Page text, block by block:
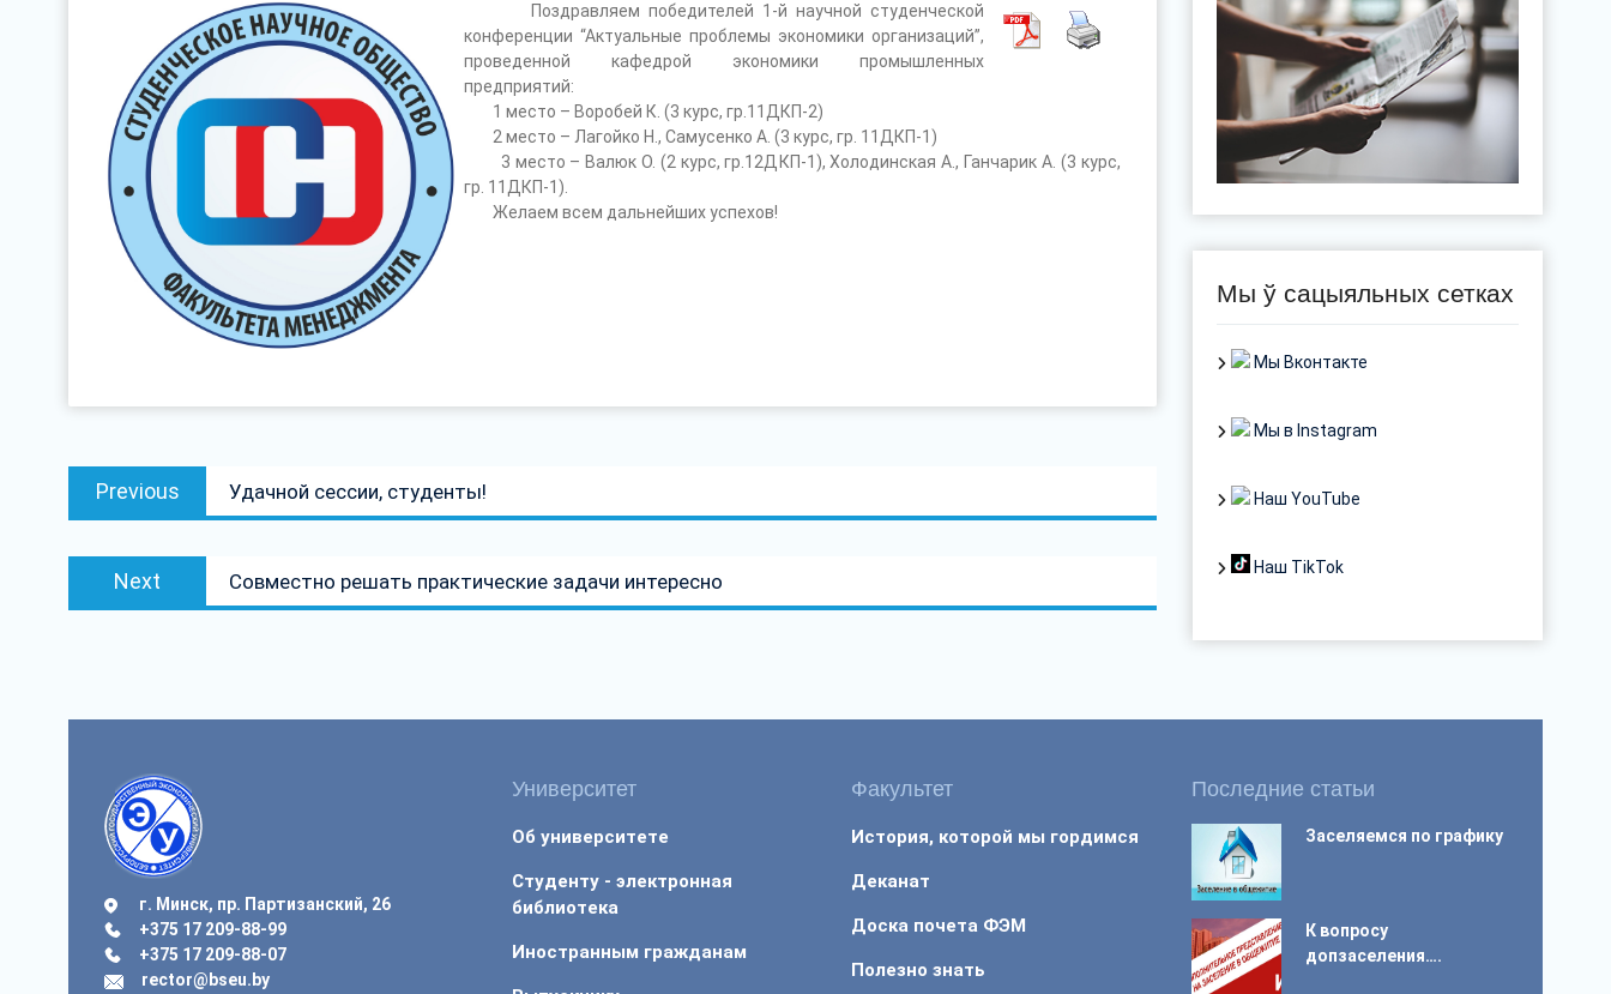
Поздравляем победителей 1-й научной студенческой
конференции “Актуальные проблемы экономики организаций”,
проведенной кафедрой экономики промышленных
предприятий:
1 место – Воробей К. (3 курс, гр.11ДКП-2)
2 место – Лагойко Н., Самусенко А. (3 курс, гр. 11ДКП-1)
3 место – Валюк О. (2 курс, гр.12ДКП-1), Холодинская А., Ганчарик А. (3 курс,
гр. 11ДКП-1).
Желаем всем дальнейших успехов!
Навігацыя
Previous
post:
Удачной сессии, студенты!
Next
post:
Совместно решать практические задачи интересно
Мы ў сацыяльных сетках
Мы Вконтакте
Мы в Instagram
Наш YouTube
Наш TikTok
г. Минск, пр. Партизанский, 26
+375 17 209-88-99
+375 17 209-88-07
rector@bseu.by
Университет
Об университете
Студенту - электронная
библиотека
Иностранным гражданам
Факультет
История, которой мы гордимся
Деканат
Доска почета ФЭМ
Полезно знать
Последние статьи
Заселяемся по графику
К вопросу
допзаселения….